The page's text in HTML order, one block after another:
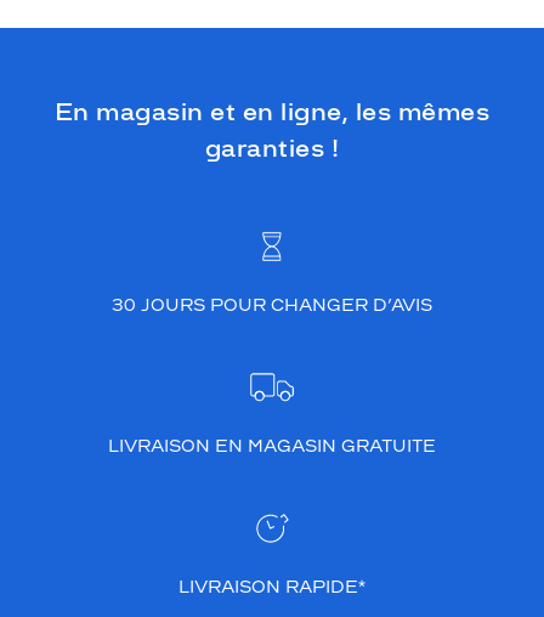
En magasin et en ligne, les mêmes
garanties !
30 JOURS POUR CHANGER D’AVIS
LIVRAISON EN MAGASIN GRATUITE
LIVRAISON RAPIDE*